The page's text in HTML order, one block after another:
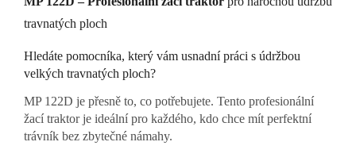
travnatých ploch
Hledáte pomocníka, který vám usnadní práci s údržbou
velkých travnatých ploch?
MP 122D je přesně to, co potřebujete. Tento profesionální
žací traktor je ideální pro každého, kdo chce mít perfektní
trávník bez zbytečné námahy.